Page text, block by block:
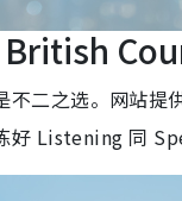
二之选。网站
Listening 同